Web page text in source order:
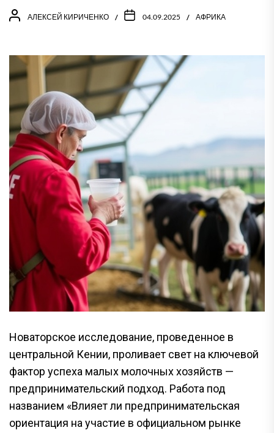
АЛЕКСЕЙ КИРИЧЕНКО 04.09.2025 АФРИКА
Новаторское исследование, проведенное в
центральной Кении, проливает свет на ключевой
фактор успеха малых молочных хозяйств —
предпринимательский подход. Работа под
названием «Влияет ли предпринимательская
ориентация на участие в официальном рынке